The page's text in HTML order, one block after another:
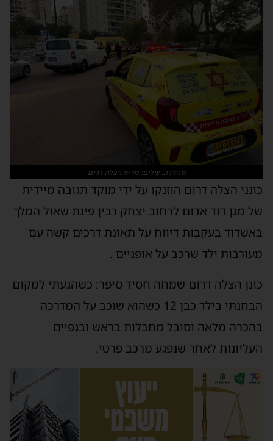
מהזירה. צילום: מד״א הצלה דרום
כונני הצלה דרום הוזנקו על ידי מוקד תגובה מיידית
של מגן דוד אדום לרחוב יצחק רבין פינת שאול המלך
באשדוד בעקבות דיווח על תאונת דרכים קשה עם
מעורבות ילד שרכב על אופניים .
כונן הצלה דרום שמחה חסיד סיפר: כשהגעתי למקום
הבחנתי בילד כבן 12 כשהוא שוכב על המדרכה
בהכרה מלאה וסובל מחבלות בראש ובגפיים
העליונות לאחר שנפגע מרכב פרטי.